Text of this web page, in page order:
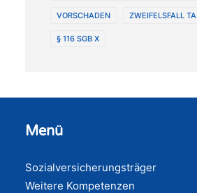
VORSCHADEN ZWEIFELSFALL TA
§ 116 SGB X
Menü
Sozialversicherungsträger
Weitere Kompetenzen